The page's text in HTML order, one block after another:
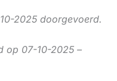
2025 doorgevoerd.
op 07-10-2025 –